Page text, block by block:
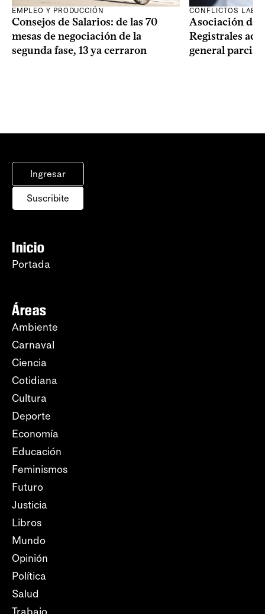
EMPLEO Y PRODUCCIÓN
Consejos de Salarios: de las 70
mesas de negociación de la
segunda fase, 13 ya cerraron
CONFLICTOS
Asociación de
Registrales
general parcial
Ingresar
Suscribite
Inicio
Portada
Áreas
Ambiente
Carnaval
Ciencia
Cotidiana
Cultura
Deporte
Economía
Educación
Feminismos
Futuro
Justicia
Libros
Mundo
Opinión
Política
Salud